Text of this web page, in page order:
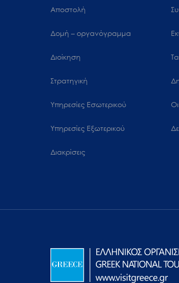
Αποστολή
Δομή – οργανόγραμμα
Διοίκηση
Στρατηγική
Υπηρεσίες Εσωτερικού
Υπηρεσίες Εξωτερικού
Διακρίσεις